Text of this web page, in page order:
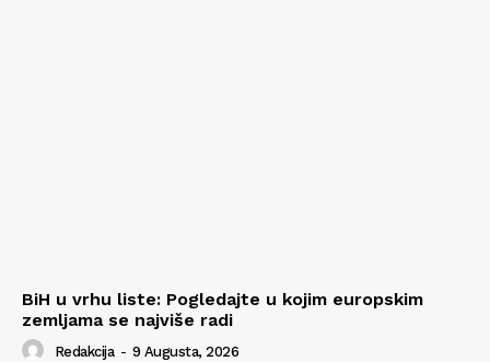
BiH u vrhu liste: Pogledajte u kojim europskim
zemljama se najviše radi
Redakcija - 9 Augusta, 2026